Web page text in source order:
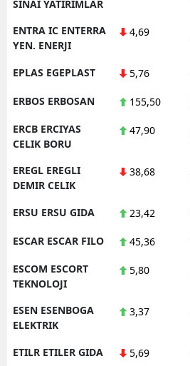
SINAI YATIRIMLAR
ENTRA IC ENTERRA
YEN. ENERJI
4,69
EPLAS EGEPLAST 5,76
ERBOS ERBOSAN 155,50
ERCB ERCIYAS
CELIK BORU
47,90
EREGL EREGLI
DEMIR CELIK
38,68
ERSU ERSU GIDA 23,42
ESCAR ESCAR FILO 45,36
ESCOM ESCORT
TEKNOLOJI
5,80
ESEN ESENBOGA
ELEKTRIK
3,37
ETILR ETILER GIDA 5,69